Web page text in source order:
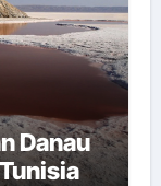
Danau